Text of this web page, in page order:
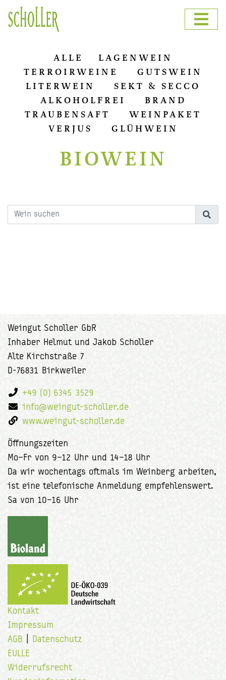
ALLE
LAGENWEIN
TERROIRWEINE
GUTSWEIN
LITERWEIN
SEKT & SECCO
ALKOHOLFREI
BRAND
TRAUBENSAFT
WEINPAKET
VERJUS
GLÜHWEIN
BIOWEIN
Weingut Scholler GbR
Inhaber Helmut und Jakob Scholler
Alte Kirchstraße 7
D-76831 Birkweiler
+49 (0) 6345 3529
info@weingut-scholler.de
www.weingut-scholler.de
Öffnungszeiten
Mo–Fr von 9–12 Uhr und 14–18 Uhr
Da wir wochentags oftmals im Weinberg arbeiten,
ist eine telefonische Anmeldung empfehlenswert.
Sa von 10–16 Uhr
Kontakt
Impressum
AGB
Datenschutz
EULLE
Widerrufsrecht